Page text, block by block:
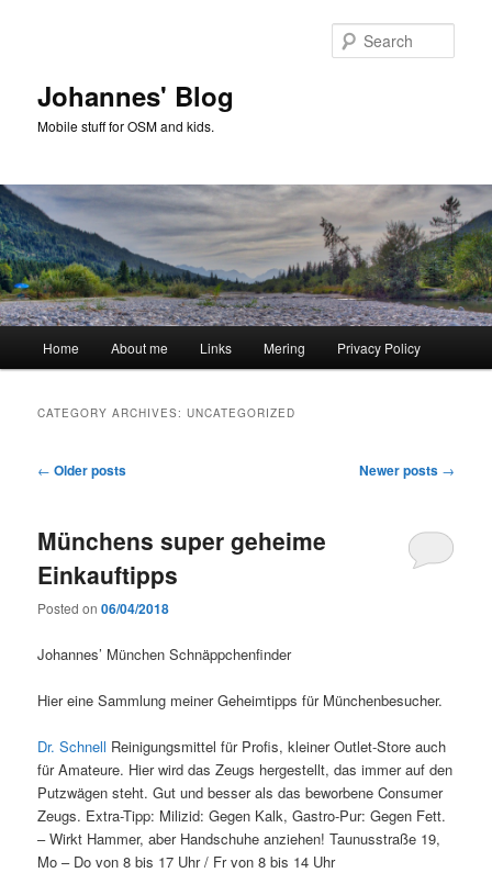
Johannes' Blog
Mobile stuff for OSM and kids.
Home About me Links Mering Privacy Policy
CATEGORY ARCHIVES:UNCATEGORIZED
Post
← Older posts Newer posts →
Münchens super geheime
Einkauftipps
Posted on06/04/2018
Johannes’ München Schnäppchenfinder
Hier eine Sammlung meiner Geheimtipps für Münchenbesucher.
Dr. Schnell Reinigungsmittel für Profis, kleiner Outlet-Store auch
für Amateure. Hier wird das Zeugs hergestellt, das immer auf den
Putzwägen steht. Gut und besser als das beworbene Consumer
Zeugs. Extra-Tipp: Milizid: Gegen Kalk, Gastro-Pur: Gegen Fett.
– Wirkt Hammer, aber Handschuhe anziehen! Taunusstraße 19,
Mo – Do von 8 bis 17 Uhr / Fr von 8 bis 14 Uhr